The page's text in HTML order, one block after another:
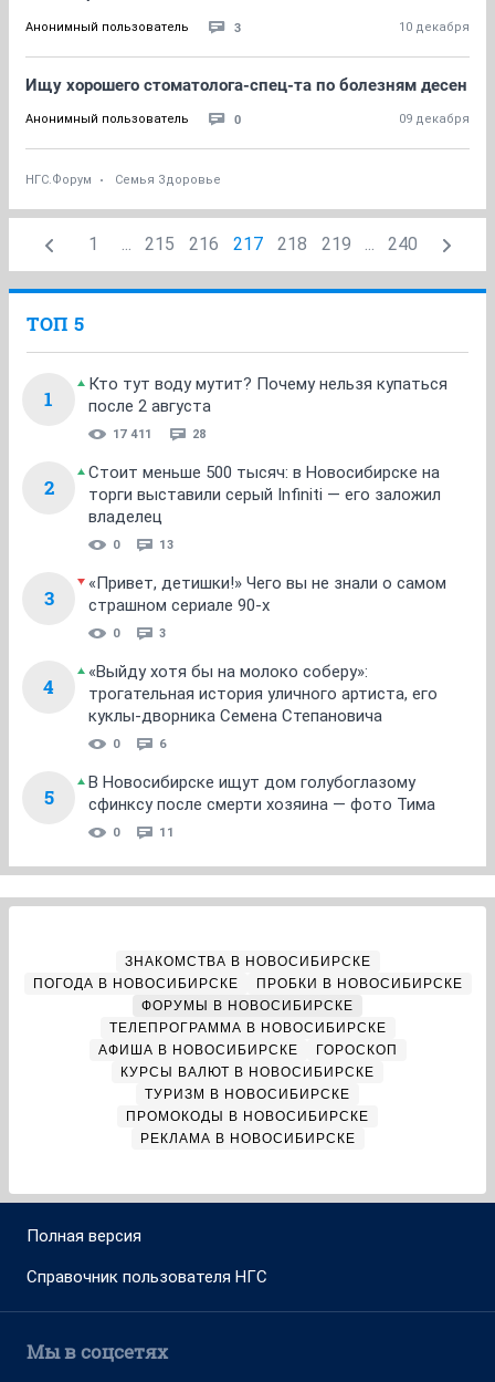
Анонимный пользователь 3 10 декабря
Ищу хорошего стоматолога-спец-та по болезням десен
Анонимный пользователь 0 09 декабря
НГС.Форум Семья Здоровье
1 ... 215 216 217 218 219 ... 240
ТОП 5
1
Кто тут воду мутит? Почему нельзя купаться
после 2 августа
17 411 28
2
Стоит меньше 500 тысяч: в Новосибирске на
торги выставили серый Infiniti — его заложил
владелец
0 13
3
«Привет, детишки!» Чего вы не знали о самом
страшном сериале 90-х
0 3
4
«Выйду хотя бы на молоко соберу»:
трогательная история уличного артиста, его
куклы-дворника Семена Степановича
0 6
5
В Новосибирске ищут дом голубоглазому
сфинксу после смерти хозяина — фото Тима
0 11
ЗНАКОМСТВА В НОВОСИБИРСКЕ
ПОГОДА В НОВОСИБИРСКЕ
ПРОБКИ В НОВОСИБИРСКЕ
ФОРУМЫ В НОВОСИБИРСКЕ
ТЕЛЕПРОГРАММА В НОВОСИБИРСКЕ
АФИША В НОВОСИБИРСКЕ
ГОРОСКОП
КУРСЫ ВАЛЮТ В НОВОСИБИРСКЕ
ТУРИЗМ В НОВОСИБИРСКЕ
ПРОМОКОДЫ В НОВОСИБИРСКЕ
РЕКЛАМА В НОВОСИБИРСКЕ
Полная версия
Справочник пользователя НГС
Мы в соцсетях